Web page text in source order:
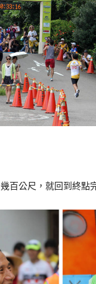
百公尺，就回到終點